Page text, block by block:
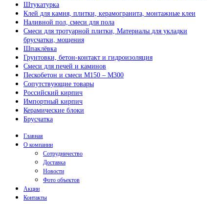
Штукатурка
Клей для камня, плитки, керамогранита, монтажные клеи
Наливной пол, смеси для пола
Смеси для тротуарной плитки, Материалы для укладки
брусчатки, мощения
Шпаклёвка
Грунтовки, бетон-контакт и гидроизоляция
Смеси для печей и каминов
Пескобетон и смеси М150 – М300
Сопутствующие товары
Российский кирпич
Импортный кирпич
Керамические блоки
Брусчатка
Главная
О компании
Сотрудничество
Доставка
Новости
Фото объектов
Акции
Контакты